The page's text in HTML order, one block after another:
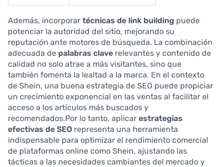
Además, incorporar técnicas de link building puede
potenciar la autoridad del sitio, mejorando su
reputación ante motores de búsqueda. La combinación
adecuada de palabras clave relevantes y contenido de
calidad no solo atrae a más visitantes, sino que
también fomenta la lealtad a la marca. En el contexto
de Shein, una buena estrategia de SEO puede propiciar
un crecimiento exponencial en las ventas al facilitar el
acceso a los artículos más buscados y
recomendados.Por lo tanto, aplicar estrategias
efectivas de SEO representa una herramienta
indispensable para optimizar el rendimiento comercial
de plataformas online como Shein, ajustando las
tácticas a las necesidades cambiantes del mercado y